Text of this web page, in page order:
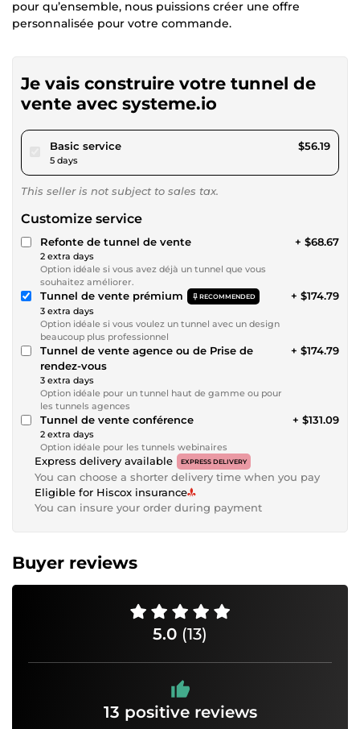
pour qu’ensemble, nous puissions créer une offre
personnalisée pour votre commande.
Je vais construire votre tunnel de
vente avec systeme.io
Basic servicepour $51.78
5 days
$56.19
This seller is not subject to sales tax.
Customize service
Refonte de tunnel de vente
2 extra days
Option idéale si vous avez déjà un tunnel que vous
souhaitez améliorer.
+ $68.67
Tunnel de vente prémium RECOMMENDED
3 extra days
Option idéale si vous voulez un tunnel avec un design
beaucoup plus professionnel
+ $174.79
Tunnel de vente agence ou de Prise de
rendez-vous
3 extra days
Option idéale pour un tunnel haut de gamme ou pour
les tunnels agences
+ $174.79
Tunnel de vente conférence
2 extra days
Option idéale pour les tunnels webinaires
+ $131.09
Express delivery available EXPRESS DELIVERY
You can choose a shorter delivery time when you pay
Eligible for Hiscox insurance
You can insure your order during payment
Buyer reviews
5.0 (13)
13 positive reviews